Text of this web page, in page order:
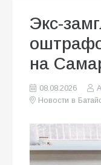
Экс-
на
08.08.2026
Новости в